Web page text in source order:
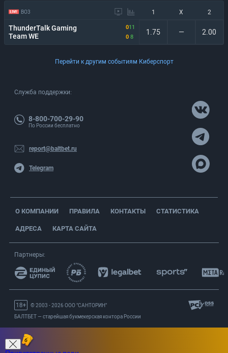
BO3 1 X 2
ThunderTalk Gaming
Team WE
0
0
11
8
1.75 — 2.00
Перейти к другим событиям Киберспорт
Служба поддержки:
8-800-700-29-90
По России бесплатно
report@baltbet.ru
Telegram
О КОМПАНИИ ПРАВИЛА КОНТАКТЫ СТАТИСТИКА
АДРЕСА КАРТА САЙТА
Партнеры:
© 2003 - 2026 OOO "САНТОРИН"
БАЛТБЕТ — старейшая букмекерская контора России